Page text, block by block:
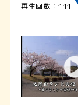
再生回数：111